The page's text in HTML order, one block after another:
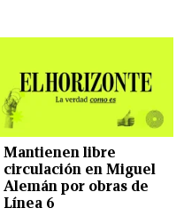
Mantienen libre
circulación en Miguel
Alemán por obras de
Línea 6